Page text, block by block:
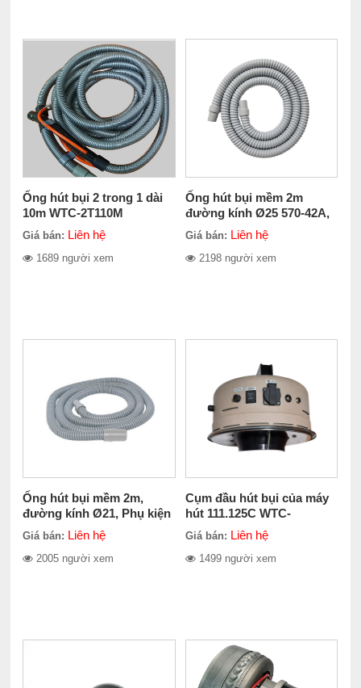
Ống hút bụi 2 trong 1 dài
10m WTC-2T110M
Giá bán: Liên hệ
1689 người xem
Ống hút bụi mềm 2m
đường kính Ø25 570-42A,
Phụ kiện Shinano SI-3113-
6AM
Giá bán: Liên hệ
2198 người xem
Ống hút bụi mềm 2m,
đường kính Ø21, Phụ kiện
SI-3111-6AM,SI-3113-6AM,
SI-3011A,
Giá bán: Liên hệ
2005 người xem
Cụm đầu hút bụi của máy
hút 111.125C WTC-
111.125CE
Giá bán: Liên hệ
1499 người xem